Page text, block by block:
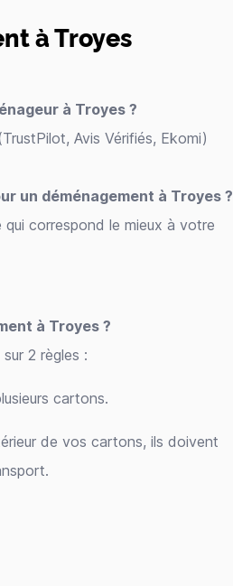
à Troyes
à Troyes ?
Avis Vérifiés, Ekomi)
un déménagement à Troyes ?
correspond le mieux à votre
à Troyes ?
2 règles :
cartons.
de vos cartons, ils doivent